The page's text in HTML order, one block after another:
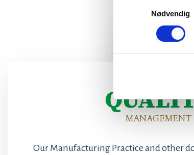
Nødvendig
​MANAGEMENT​
​Our Manufacturing Practice and other